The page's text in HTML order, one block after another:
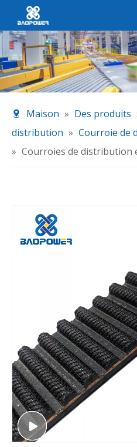
Maison » Des produits
distribution » Courroie de
» Courroies de distribution